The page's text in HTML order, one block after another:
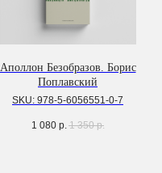
Аполлон Безобразов. Борис
Поплавский
SKU: 978-5-6056551-0-7
1 080 р. 1 350 р.